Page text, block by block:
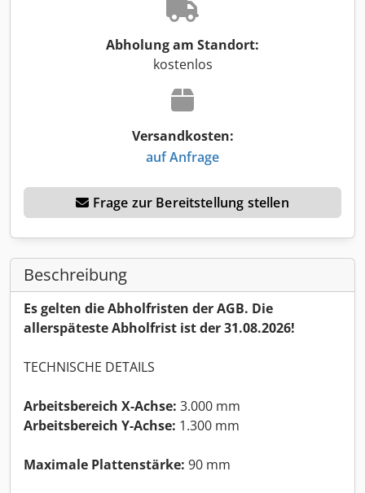
Abholung am Standort:
kostenlos
Versandkosten:
auf Anfrage
Frage zur Bereitstellung stellen
Beschreibung
Es gelten die Abholfristen der AGB. Die
allerspäteste Abholfrist ist der 31.08.2026!
TECHNISCHE DETAILS
Arbeitsbereich X-Achse: 3.000 mm
Arbeitsbereich Y-Achse: 1.300 mm
Maximale Plattenstärke: 90 mm